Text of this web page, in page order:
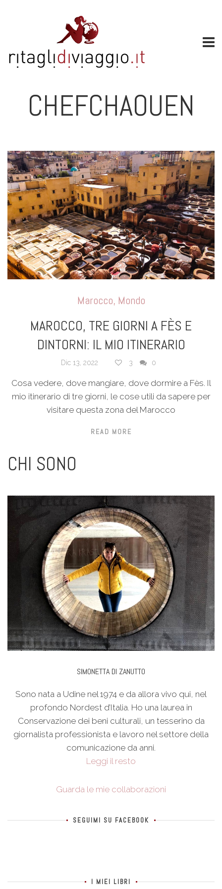
CHEFCHAOUEN
Marocco, Mondo
MAROCCO, TRE GIORNI A FÈS E
DINTORNI: IL MIO ITINERARIO
Dic 13, 2022 3 0
Cosa vedere, dove mangiare, dove dormire a Fès. Il
mio itinerario di tre giorni, le cose utili da sapere per
visitare questa zona del Marocco
READ MORE
CHI SONO
SIMONETTA DI ZANUTTO
Sono nata a Udine nel 1974 e da allora vivo qui, nel
profondo Nordest d’Italia. Ho una laurea in
Conservazione dei beni culturali, un tesserino da
giornalista professionista e lavoro nel settore della
comunicazione da anni.
Leggi il resto
Guarda le mie collaborazioni
SEGUIMI SU FACEBOOK
I MIEI LIBRI